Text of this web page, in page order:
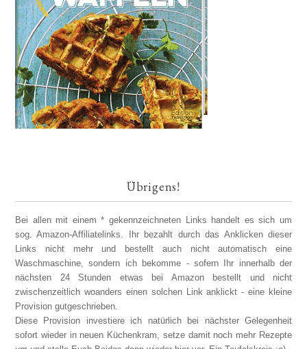
Übrigens!
Bei allen mit einem * gekennzeichneten Links handelt es sich um
sog. Amazon-Affiliatelinks. Ihr bezahlt durch das Anklicken dieser
Links nicht mehr und bestellt auch nicht automatisch eine
Waschmaschine, sondern ich bekomme - sofern Ihr innerhalb der
nächsten 24 Stunden etwas bei Amazon bestellt und nicht
zwischenzeitlich woanders einen solchen Link anklickt - eine kleine
Provision gutgeschrieben.
Diese Provision investiere ich natürlich bei nächster Gelegenheit
sofort wieder in neuen Küchenkram, setze damit noch mehr Rezepte